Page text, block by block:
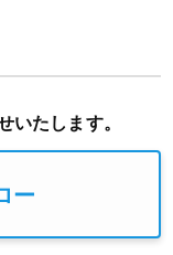
いたします。
ー